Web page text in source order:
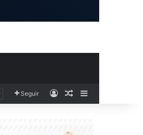
Seguir AccesoPublicación al